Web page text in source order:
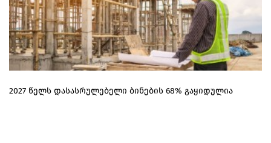
2027 წელს დასასრულებელი ბინების 68% გაყიდულია